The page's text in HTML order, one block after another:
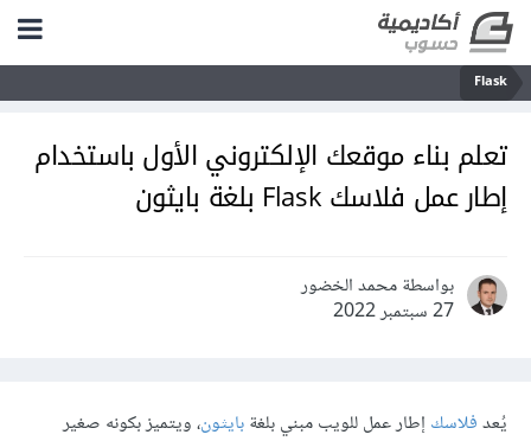
Flask
تعلم بناء موقعك الإلكتروني الأول باستخدام
إطار عمل فلاسك Flask بلغة بايثون
بواسطة محمد الخضور
27 سبتمبر 2022
يُعدفلاسك إطار عمل للويب مبني بلغةبايثون، ويتميز بكونه صغير